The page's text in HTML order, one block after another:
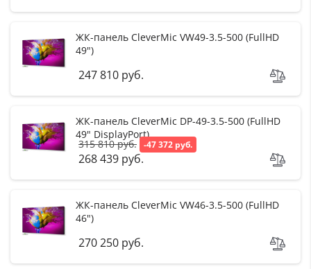
ЖК-панель CleverMic VW49-3.5-500 (FullHD
49")
247 810 руб.
ЖК-панель CleverMic DP-49-3.5-500 (FullHD
49" DisplayPort)
315 810 руб. -47 372 руб.
268 439 руб.
ЖК-панель CleverMic VW46-3.5-500 (FullHD
46")
270 250 руб.